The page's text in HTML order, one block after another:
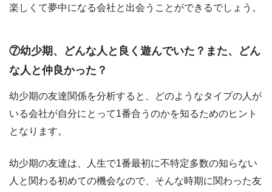
楽しくて夢中になる会社と出会うことができるでしょう。
⑦幼少期、どんな人と良く遊んでいた？また、どん
な人と仲良かった？
幼少期の友達関係を分析すると、どのようなタイプの人が
いる会社が自分にとって1番合うのかを知るためのヒント
となります。
幼少期の友達は、人生で1番最初に不特定多数の知らない
人と関わる初めての機会なので、そんな時期に関わった友